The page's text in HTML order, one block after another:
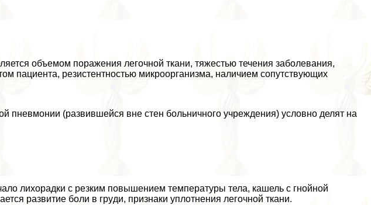
объемом поражения легочной ткани, тяжестью течения заболевания,
пациента, резистентностью микроорганизма, наличием сопутствующих
пневмонии (развившейся вне стен больничного учреждения) условно делят на
лихорадки с резким повышением температуры тела, кашель с гнойной
развитие боли в гpyди, признаки уплотнения легочной ткани.